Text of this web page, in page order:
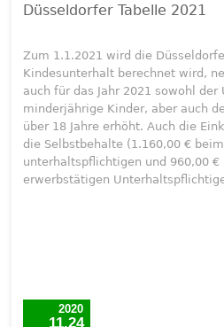
Düsseldorfer Tabelle 2021
Zum 1.1.2021 wird die
Kindesunterhalt berechnet wird,
auch für das Jahr 2021 sowohl
minderjährige Kinder, aber auch
über 18 Jahre erhöht. Auch die
die Selbstbehalte (1.160,00 €
unterhaltspflichtigen und 960,00 €
erwerbstätigen
2020
11.24